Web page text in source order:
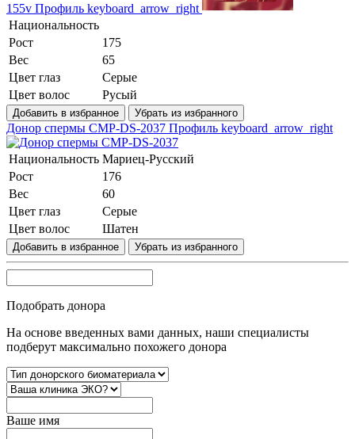
155v Профиль keyboard_arrow_right
Национальность
Рост
175
Вес
65
Цвет глаз
Серые
Цвет волос
Русый
Добавить в избранное Убрать из избранного
Донор спермы CMP-DS-2037 Профиль keyboard_arrow_right
Национальность Мариец-Русский
Рост
176
Вес
60
Цвет глаз
Серые
Цвет волос
Шатен
Добавить в избранное Убрать из избранного
Подобрать донора
На основе введенных вами данных, наши специалисты
подберут максимально похожего донора
Вашe имя